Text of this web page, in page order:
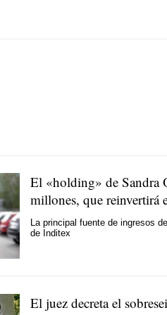
El «holding» de Sandra
millones, que reinvertirá
La principal fuente de ingresos
de Inditex
El juez decreta el